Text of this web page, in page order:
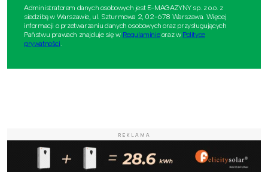
Administratorem danych osobowych jest E-MAGAZYNY sp. z o.o. z
siedzibą w Warszawie, ul. Szturmowa 2, 02-678 Warszawa. Więcej
informacji o przetwarzaniu danych osobowych oraz przysługujących
Państwu prawach znajduje się w Regulaminieoraz w Polityce
prywatności.
REKLAMA